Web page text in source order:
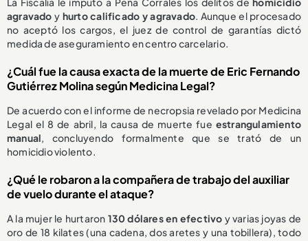
agravado y hurto calificado y agravado. Aunque el procesado
no aceptó los cargos, el juez de control de garantías dictó
medida de aseguramiento en centro carcelario.
¿Cuál fue la causa exacta de la muerte de Eric Fernando
Gutiérrez Molina según Medicina Legal?
De acuerdo con el informe de necropsia revelado por Medicina
Legal el 8 de abril, la causa de muerte fue estrangulamiento
manual, concluyendo formalmente que se trató de un
homicidio violento.
¿Qué le robaron a la compañera de trabajo del auxiliar
de vuelo durante el ataque?
A la mujer le hurtaron 130 dólares en efectivo y varias joyas de
oro de 18 kilates (una cadena, dos aretes y una tobillera), todo